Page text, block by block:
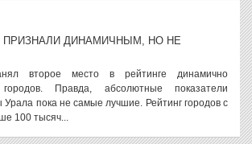
ПРИЗНАЛИ ДИНАМИЧНЫМ, НО НЕ
второе место в рейтинге динамично
Правда, абсолютные показатели
Урала пока не самые лучшие. Рейтинг городов с
100 тысяч...